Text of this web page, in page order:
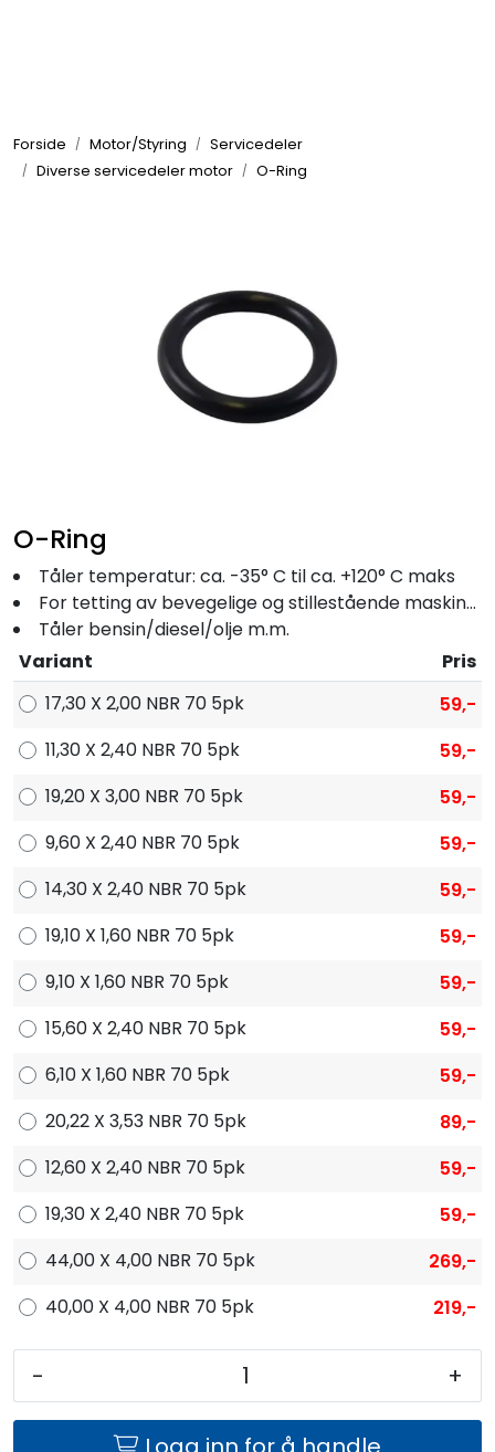
Forside Motor/Styring
Servicedeler
Diverse servicedeler motor
O-Ring
O-Ring
Tåler temperatur: ca. -35° C til ca. +120° C maks
For tetting av bevegelige og stillestående maskindeler
Tåler bensin/diesel/olje m.m.
Variant
Pris
17,30 X 2,00 NBR 70 5pk
59,-
11,30 X 2,40 NBR 70 5pk
59,-
19,20 X 3,00 NBR 70 5pk
59,-
9,60 X 2,40 NBR 70 5pk
59,-
14,30 X 2,40 NBR 70 5pk
59,-
19,10 X 1,60 NBR 70 5pk
59,-
9,10 X 1,60 NBR 70 5pk
59,-
15,60 X 2,40 NBR 70 5pk
59,-
6,10 X 1,60 NBR 70 5pk
59,-
20,22 X 3,53 NBR 70 5pk
89,-
12,60 X 2,40 NBR 70 5pk
59,-
19,30 X 2,40 NBR 70 5pk
59,-
44,00 X 4,00 NBR 70 5pk
269,-
40,00 X 4,00 NBR 70 5pk
219,-
- +
Elektrisk
Fritid/Sikkerhet
Båtpleie/Opplag
Seil